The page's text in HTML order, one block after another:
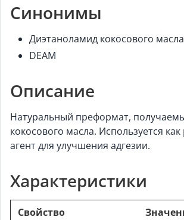
Синонимы
Диэтаноламид кокосового масла
DEAM
Описание
Натуральный преформат,
кокосового масла. Используется
агент для улучшения адгезии.
Характеристики
Свойство